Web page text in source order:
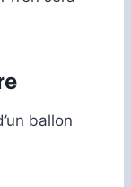
ballon